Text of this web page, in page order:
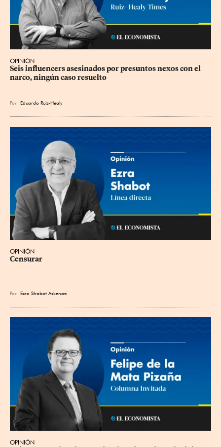
OPINIÓN
Seis influencers asesinados por presuntos nexos con el
narco, ningún caso resuelto
Por Eduardo Ruiz-Healy
OPINIÓN
Censurar
Por Ezra Shabot Askenazi
OPINIÓN